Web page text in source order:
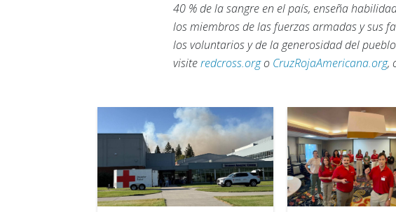
40 % de la sangre en el país, enseña
los miembros de las fuerzas armadas y sus
los voluntarios y de la generosidad del
visiteredcross.orgo CruzRojaAmericana.org,